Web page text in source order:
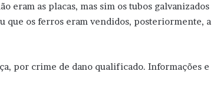
eram as placas, mas sim os tubos galvanizados
que os ferros eram vendidos, posteriormente, a
por crime de dano qualificado. Informações e